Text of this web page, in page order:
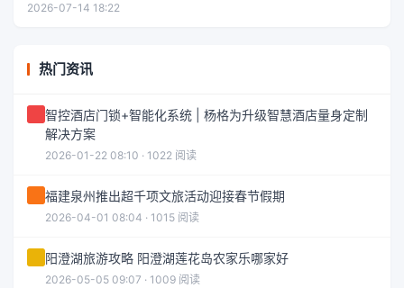
2026-07-14 18:22
热门资讯
智控酒店门锁+智能化系统 | 杨格为升级智慧酒店量身定制
解决方案
2026-01-22 08:10 · 1022 阅读
福建泉州推出超千项文旅活动迎接春节假期
2026-04-01 08:04 · 1015 阅读
阳澄湖旅游攻略 阳澄湖莲花岛农家乐哪家好
2026-05-05 09:07 · 1009 阅读